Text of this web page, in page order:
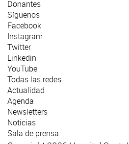
Donantes
Síguenos
Facebook
Instagram
Twitter
Linkedin
YouTube
Todas las redes
Actualidad
Agenda
Newsletters
Noticias
Sala de prensa